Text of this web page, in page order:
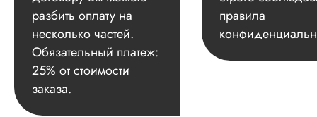
разбить оплату на
несколько частей.
Обязательный платеж:
25% от стоимости
заказа.
правила